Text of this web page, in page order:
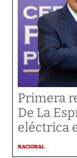
Primera
De La
eléctrica
NACIONAL